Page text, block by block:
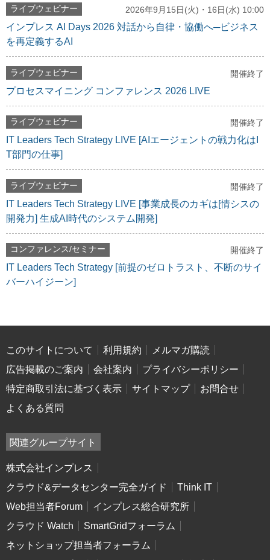
ライブウェビナー 2026年9月15日(火)・16日(水) 10:00
インプレス AI Days 2026 対話から自律・協働へ─ビジネス
を再定義するAI
ライブウェビナー 開催終了
プロセスマイニング コンファレンス 2026 LIVE
ライブウェビナー 開催終了
IT Leaders Tech Strategy LIVE [AIエージェントの戦力化はI
T部門の仕事]
ライブウェビナー 開催終了
IT Leaders Tech Strategy LIVE [事業成長のカギは[情シスの
開発力] 生成AI時代のシステム開発]
コンファレンス/セミナー 開催終了
IT Leaders Tech Strategy [前提のゼロトラスト、不断のサイ
バーハイジーン]
このサイトについて 利用規約
メルマガ購読
広告掲載のご案内
会社案内
プライバシーポリシー
特定商取引法に基づく表示
サイトマップ
お問合せ
よくある質問
関連グループサイト
株式会社インプレス
クラウド&データセンター完全ガイド
Think IT
Web担当者Forum
インプレス総合研究所
クラウド Watch
SmartGridフォーラム
ネットショップ担当者フォーラム